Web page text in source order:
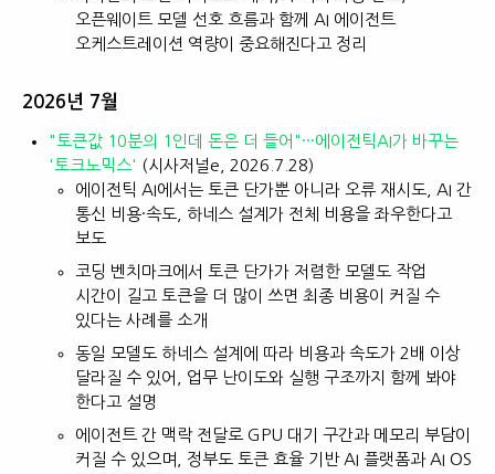
오픈웨이트 모델 선호 흐름과 함께 AI 에이전트
오케스트레이션 역량이 중요해진다고 정리
2026년 7월
"토큰값 10분의 1인데 돈은 더 들어"···에이전틱AI가 바꾸는
'토크노믹스' (시사저널e, 2026.7.28)
에이전틱 AI에서는 토큰 단가뿐 아니라 오류 재시도, AI 간
통신 비용·속도, 하네스 설계가 전체 비용을 좌우한다고
보도
코딩 벤치마크에서 토큰 단가가 저렴한 모델도 작업
시간이 길고 토큰을 더 많이 쓰면 최종 비용이 커질 수
있다는 사례를 소개
동일 모델도 하네스 설계에 따라 비용과 속도가 2배 이상
달라질 수 있어, 업무 난이도와 실행 구조까지 함께 봐야
한다고 설명
에이전트 간 맥락 전달로 GPU 대기 구간과 메모리 부담이
커질 수 있으며, 정부도 토큰 효율 기반 AI 플랫폼과 AI OS